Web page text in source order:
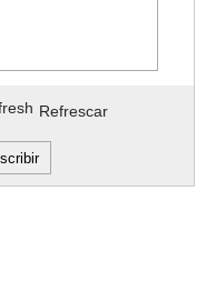
Refrescar